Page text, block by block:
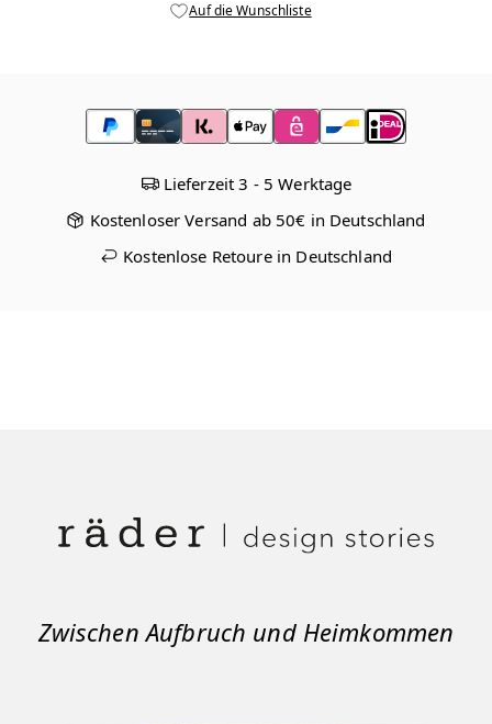
Auf die Wunschliste
Lieferzeit 3 - 5 Werktage
Kostenloser Versand ab 50€ in Deutschland
Kostenlose Retoure in Deutschland
Zwischen Aufbruch und Heimkommen